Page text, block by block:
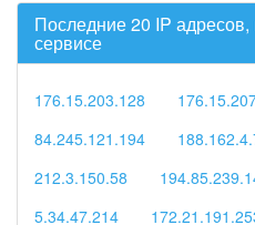
Последние 20 IP
сервисе
176.15.203.128
84.245.121.194
212.3.150.58
5.34.47.214